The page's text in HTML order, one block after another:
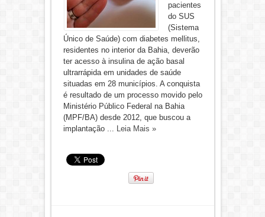
pacientes
do SUS
(Sistema
Único de Saúde) com diabetes mellitus,
residentes no interior da Bahia, deverão
ter acesso à insulina de ação basal
ultrarrápida em unidades de saúde
situadas em 28 municípios. A conquista
é resultado de um processo movido pelo
Ministério Público Federal na Bahia
(MPF/BA) desde 2012, que buscou a
implantação ... Leia Mais »